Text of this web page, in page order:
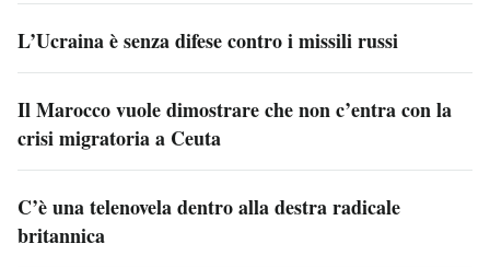
L’Ucraina è senza difese contro i missili russi
Il Marocco vuole dimostrare che non c’entra con la
crisi migratoria a Ceuta
C’è una telenovela dentro alla destra radicale
britannica